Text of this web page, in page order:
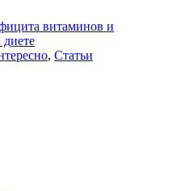
витаминов и
, Статьи